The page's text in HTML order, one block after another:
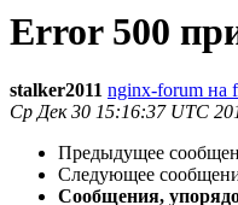
Error 500
stalker2011 nginx-forum на
Ср Дек 30 15:16:37 UTC
Предыдущее
Следующее
Сообщения,